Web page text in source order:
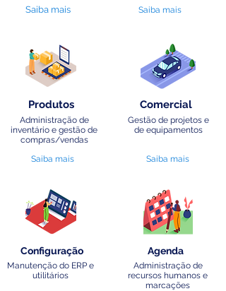
Produtos
Administração de
inventário e gestão de
compras/vendas
Saiba mais
Comercial
Gestão de projetos e
de equipamentos
Saiba mais
Saiba mais
Configuração
Manutenção do ERP e
utilitários
Saiba mais
Agenda
Administração de
recursos humanos e
marcações